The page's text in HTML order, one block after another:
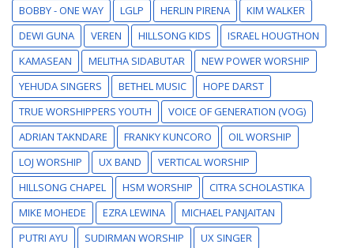
BOBBY - ONE WAY
LGLP HERLIN PIRENA
KIM WALKER
DEWI GUNA
VEREN HILLSONG KIDS
ISRAEL HOUGTHON
KAMASEAN
MELITHA SIDABUTAR
NEW POWER WORSHIP
YEHUDA SINGERS
BETHEL MUSIC
HOPE DARST
TRUE WORSHIPPERS YOUTH
VOICE OF GENERATION (VOG)
ADRIAN TAKNDARE
FRANKY KUNCORO
OIL WORSHIP
LOJ WORSHIP
UX BAND
VERTICAL WORSHIP
HILLSONG CHAPEL
HSM WORSHIP
CITRA SCHOLASTIKA
MIKE MOHEDE
EZRA LEWINA
MICHAEL PANJAITAN
PUTRI AYU
SUDIRMAN WORSHIP
UX SINGER